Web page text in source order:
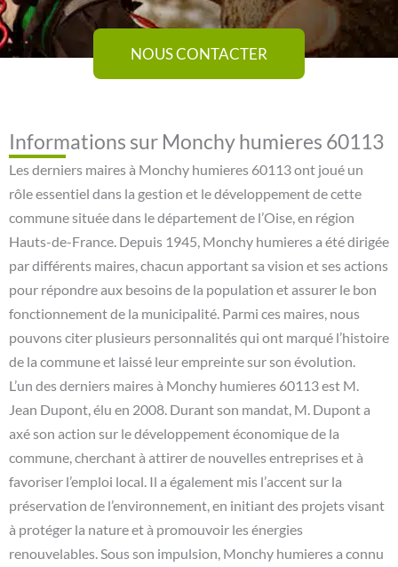
NOUS CONTACTER
Informations sur Monchy humieres 60113
Les derniers maires à Monchy humieres 60113 ont joué un
rôle essentiel dans la gestion et le développement de cette
commune située dans le département de l’Oise, en région
Hauts-de-France. Depuis 1945, Monchy humieres a été dirigée
par différents maires, chacun apportant sa vision et ses actions
pour répondre aux besoins de la population et assurer le bon
fonctionnement de la municipalité. Parmi ces maires, nous
pouvons citer plusieurs personnalités qui ont marqué l’histoire
de la commune et laissé leur empreinte sur son évolution.
L’un des derniers maires à Monchy humieres 60113 est M.
Jean Dupont, élu en 2008. Durant son mandat, M. Dupont a
axé son action sur le développement économique de la
commune, cherchant à attirer de nouvelles entreprises et à
favoriser l’emploi local. Il a également mis l’accent sur la
préservation de l’environnement, en initiant des projets visant
à protéger la nature et à promouvoir les énergies
renouvelables. Sous son impulsion, Monchy humieres a connu